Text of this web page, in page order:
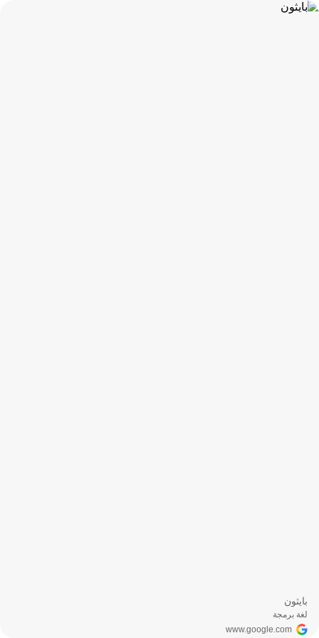
بايثون
لغة برمجة
www.google.com